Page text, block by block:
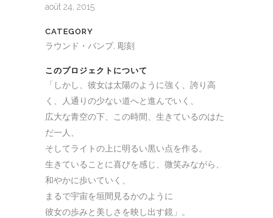
août 24, 2015
CATEGORY
ラウンド・バンプ, 彫刻
このプロジェクトについて
「しかし、彼女は太陽のように強く、誇り高
く、人通りの少ない道へと進んでいく、
広大な青空の下、この時間、生きているのはた
だ一人、
そしてライトの上に明るい黒い点を作る。
生きていることに喜びを感じ、微笑みながら、
和やかに歩いていく、
まるで宇宙を垣間見るかのように
彼女の歩みと美しさを映し出す鏡」。